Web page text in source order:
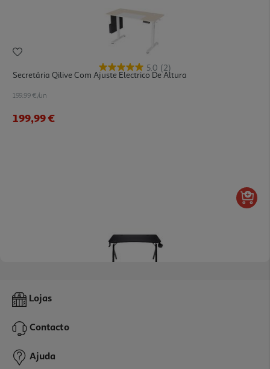
5.0 (2)
Secretária Qilive Com Ajuste Electrico De Altura
199.99 €/un
199,99 €
Secretária Gaming Trust 25420 Gxt700 Omnius ( Suporte Para
Auscultadores 120 X 60 X 76cm)
119,99 €
Lojas
Contacto
Ajuda